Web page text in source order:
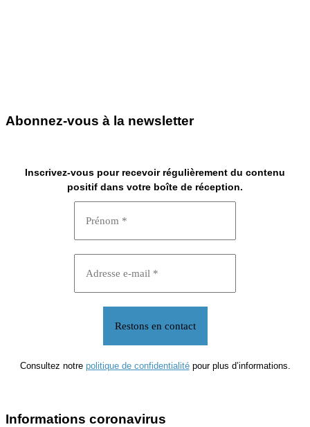
Abonnez-vous à la newsletter
Inscrivez-vous pour recevoir régulièrement du contenu
positif dans votre boîte de réception.
Consultez notre politique de confidentialitépour plus d’informations.
Informations coronavirus